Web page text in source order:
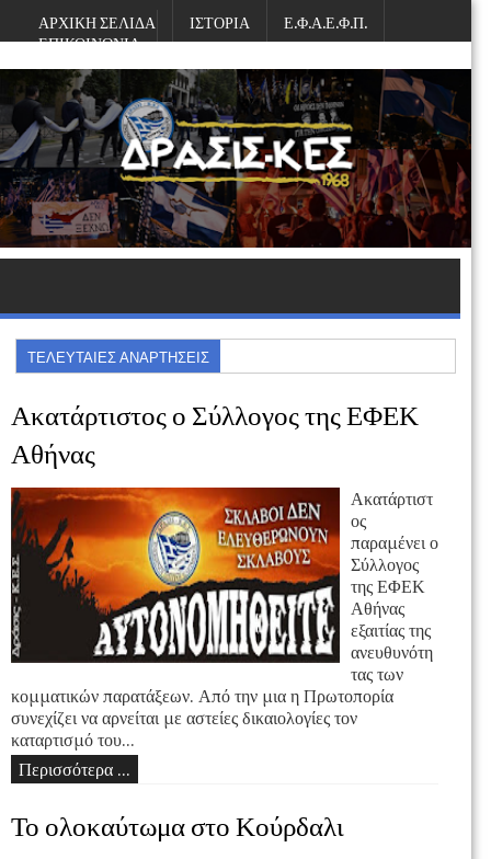
ΑΡΧΙΚΗ ΣΕΛΙΔΑ ΙΣΤΟΡΙΑ
Ε.Φ.Α.Ε.Φ.Π.
ΕΠΙΚΟΙΝΩΝΙΑ
Παρασκευή, Αυγούστου 07, 2026
ΤΕΛΕΥΤΑΙΕΣ ΑΝΑΡΤΗΣΕΙΣ
Ακατάρτιστος ο Σύλλογος της ΕΦΕΚ
Αθήνας
Ακατάρτιστ
ος
παραμένει ο
Σύλλογος
της ΕΦΕΚ
Αθήνας
εξαιτίας της
ανευθυνότη
τας των
κομματικών παρατάξεων. Από την μια η Πρωτοπορία
συνεχίζει να αρνείται με αστείες δικαιολογίες τον
καταρτισμό του...
Περισσότερα ...
Το ολοκαύτωμα στο Κούρδαλι